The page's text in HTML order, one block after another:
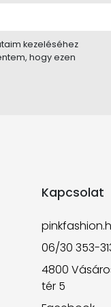
kezeléséhez
hogy ezen
Kapcsolat
06/30 353-
4800
tér 5